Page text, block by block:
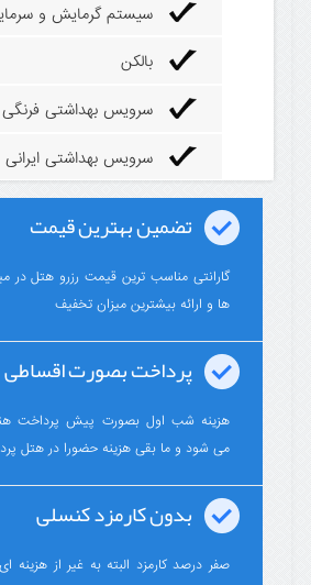
سیستم گرمایش و
بالکن
سرویس بهداشتی فرنگی
سرویس بهداشتی ایرانی
تضمین بهترین قیمت
گارانتی مناسب ترین قیمت رزرو هتل در
ها و ارائه بیشترین میزان تخفیف
پرداخت بصورت اقساطی
هزینه شب اول بصورت پیش پرداخت
می شود و ما بقی هزینه حضورا در هتل
بدون کارمزد کنسلی
صفر درصد کارمزد البته به غیر از هزینه